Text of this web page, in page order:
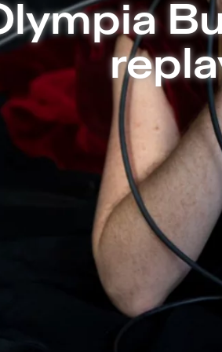
–
Welchen Tanz fordert
man die straffe Partitur
Inneren der tragischen
untersucht die
Sound in
Die neue Arbeit von